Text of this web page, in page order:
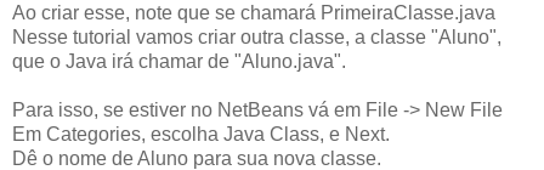
Ao criar esse, note que se chamará PrimeiraClasse.java
Nesse tutorial vamos criar outra classe, a classe "Aluno",
que o Java irá chamar de "Aluno.java".
Para isso, se estiver no NetBeans vá em File -> New File
Em Categories, escolha Java Class, e Next.
Dê o nome de Aluno para sua nova classe.